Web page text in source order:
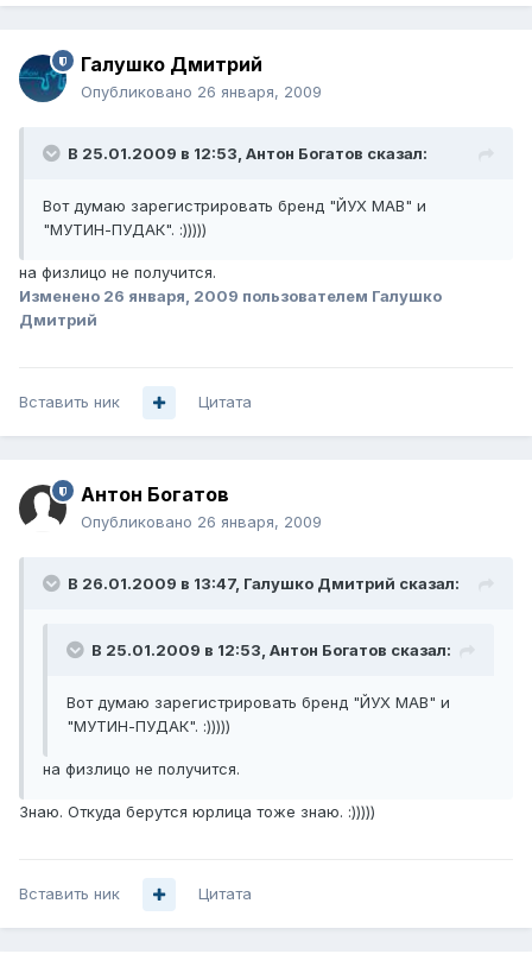
Галушко Дмитрий
Опубликовано 26 января, 2009
В 25.01.2009 в 12:53, Антон Богатов сказал:
Вот думаю зарегистрировать бренд "ЙУХ МАВ" и
"МУТИН-ПУДАК". :)))))
на физлицо не получится.
Изменено 26 января, 2009 пользователем Галушко
Дмитрий
Вставить ник Цитата
Антон Богатов
Опубликовано 26 января, 2009
В 26.01.2009 в 13:47, Галушко Дмитрий сказал:
В 25.01.2009 в 12:53, Антон Богатов сказал:
Вот думаю зарегистрировать бренд "ЙУХ МАВ" и
"МУТИН-ПУДАК". :)))))
на физлицо не получится.
Знаю. Откуда берутся юрлица тоже знаю. :)))))
Вставить ник Цитата